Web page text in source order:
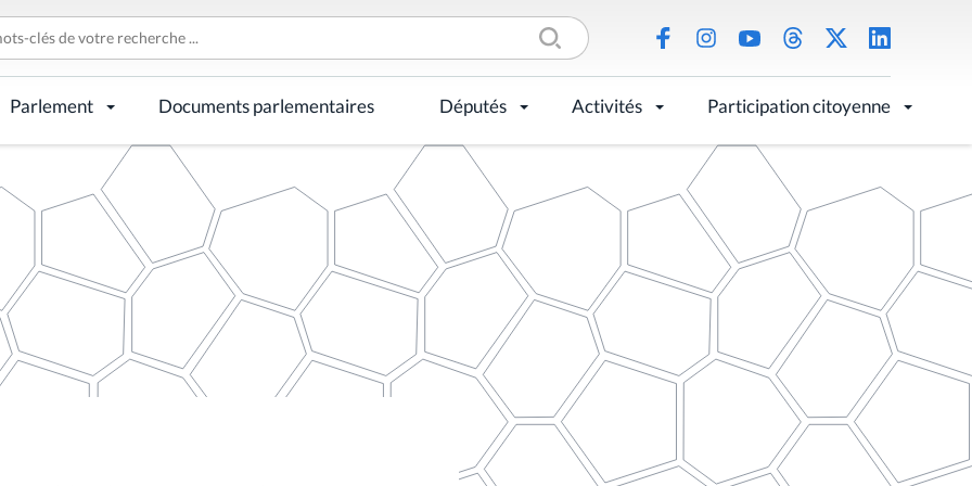
Parlement Documents parlementaires Députés Activités Participation citoyenne